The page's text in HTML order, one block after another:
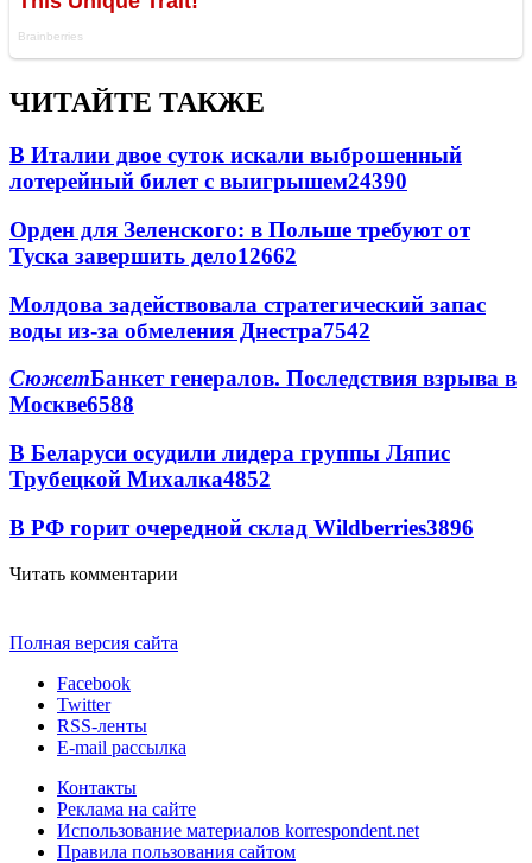
ЧИТАЙТЕ ТАКЖЕ
В Италии двое суток искали выброшенный
лотерейный билет с выигрышем24390
Орден для Зеленского: в Польше требуют от
Туска завершить дело12662
Молдова задействовала стратегический запас
воды из-за обмеления Днестра7542
СюжетБанкет генералов. Последствия взрыва в
Москве6588
В Беларуси осудили лидера группы Ляпис
Трубецкой Михалка4852
В РФ горит очередной склад Wildberries3896
Читать комментарии
Полная версия сайта
Facebook
Twitter
RSS-ленты
E-mail рассылка
Контакты
Реклама на сайте
Использование материалов korrespondent.net
Правила пользования сайтом